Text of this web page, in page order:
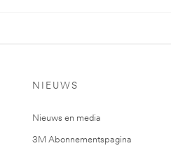
NIEUWS
Nieuws en media
3M Abonnementspagina